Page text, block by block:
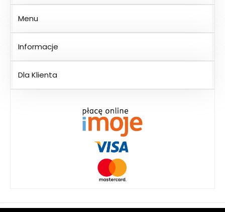
Menu
Informacje
Dla Klienta